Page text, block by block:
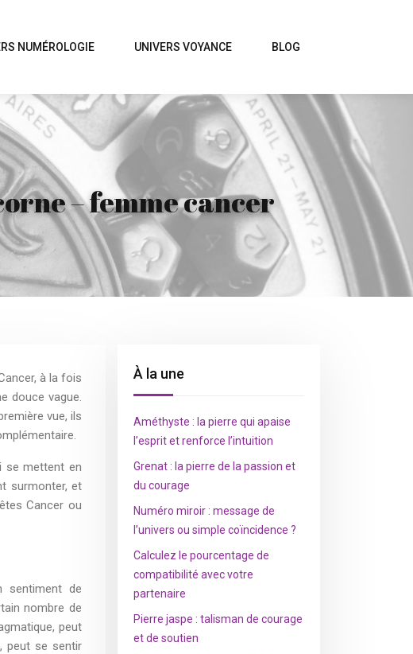
NUMÉROLOGIE UNIVERS VOYANCE BLOG
– femme cancer
à la fois
douce vague.
vue, ils
se mettent en
surmonter, et
Cancer ou
sentiment de
nombre de
peut
peut se sentir
À la une
Améthyste : la pierre qui apaise
l’esprit et renforce l’intuition
Grenat : la pierre de la passion et
du courage
Numéro miroir : message de
l’univers ou simple coïncidence ?
Calculez le pourcentage de
compatibilité avec votre
partenaire
Pierre jaspe : talisman de courage
et de soutien